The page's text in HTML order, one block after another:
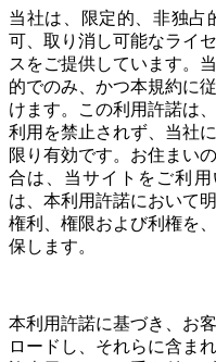
当社は、限定的、非独占
可、取り消し可能なライ
スをご提供しています。
的でのみ、かつ本規約に
けます。この利用許諾は
利用を禁止されず、当社
限り有効です。お住まい
合は、当サイトをご利用
は、本利用許諾において
権利、権限および利権を
保します。
本利用許諾に基づき、お
ロードし、それらに含ま